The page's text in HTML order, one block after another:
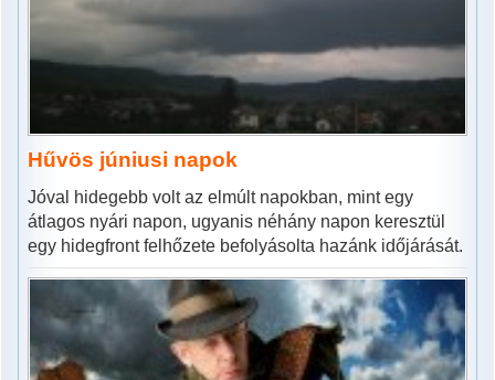
Hűvös júniusi napok
Jóval hidegebb volt az elmúlt napokban, mint egy
átlagos nyári napon, ugyanis néhány napon keresztül
egy hidegfront felhőzete befolyásolta hazánk időjárását.